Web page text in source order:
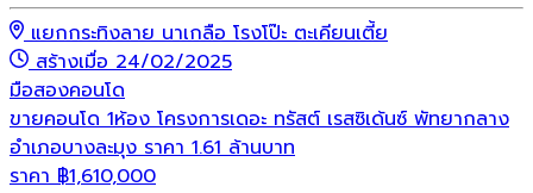
แยกกระทิงลาย นาเกลือ โรงโป๊ะ ตะเคียนเตี้ย
สร้างเมื่อ 24/02/2025
มือสองคอนโด
ขายคอนโด 1ห้อง โครงการเดอะ ทรัสต์ เรสซิเด้นซ์ พัทยากลาง
อำเภอบางละมุง ราคา 1.61 ล้านบาท
ราคา ฿1,610,000